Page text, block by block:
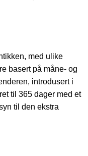
med ulike
basert på måne- og
introdusert i
til 365 dager med et
til den ekstra